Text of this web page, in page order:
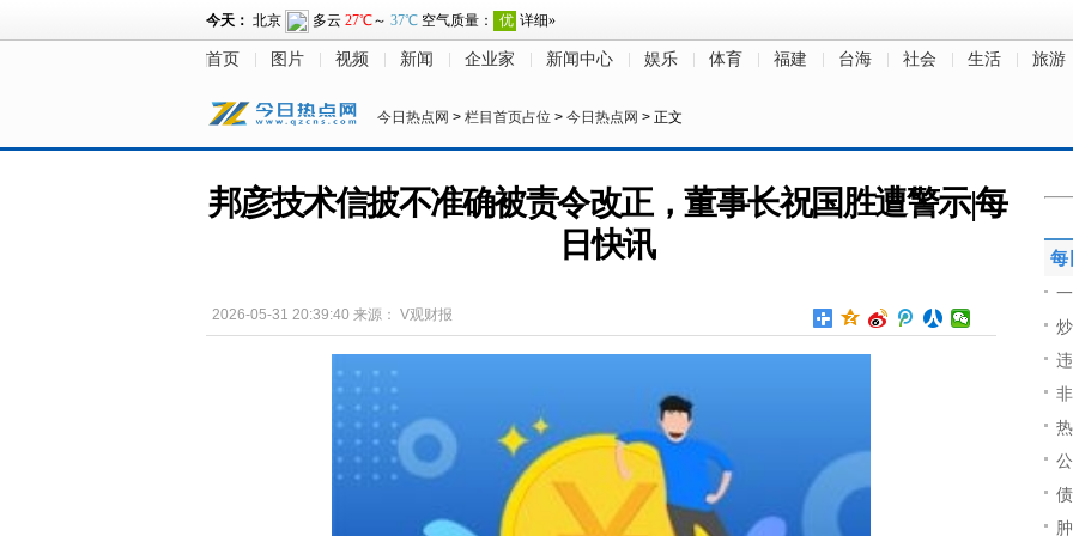
首页 图片 视频 新闻 企业家 新闻中心 娱乐 体育 福建 台海 社会 生活 旅游
今日热点网 > 栏目首页占位 > 今日热点网 > 正文
邦彦技术信披不准确被责令改正，董事长祝国胜遭警示|每
日快讯
2026-05-31 20:39:40 来源： V观财报
每